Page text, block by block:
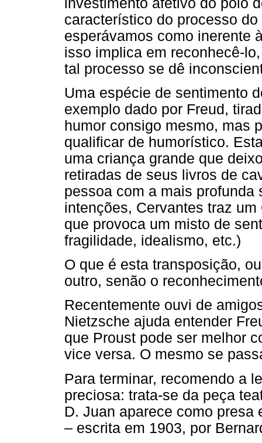
característico do processo
esperávamos como inerente
isso implica em reconhecê-
tal processo se dê
Uma espécie de sentimento
exemplo dado por Freud,
humor consigo mesmo, mas
qualificar de humorístico.
uma criança grande que
retiradas de seus livros de
pessoa com a mais profunda
intenções, Cervantes traz
que provoca um misto de
fragilidade, idealismo, etc.)
O que é esta transposição,
outro, senão o
Recentemente ouvi de
Nietzsche ajuda entender
que Proust pode ser melhor
vice versa. O mesmo se
Para terminar, recomendo a
preciosa: trata-se da peça
D. Juan aparece como
– escrita em 1903, por